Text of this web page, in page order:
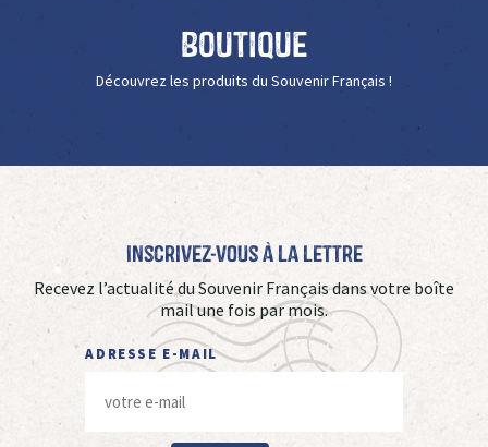
Boutique
Découvrez les produits du Souvenir Français !
Inscrivez-vous à La Lettre
Recevez l’actualité du Souvenir Français dans votre boîte
mail une fois par mois.
ADRESSE E-MAIL